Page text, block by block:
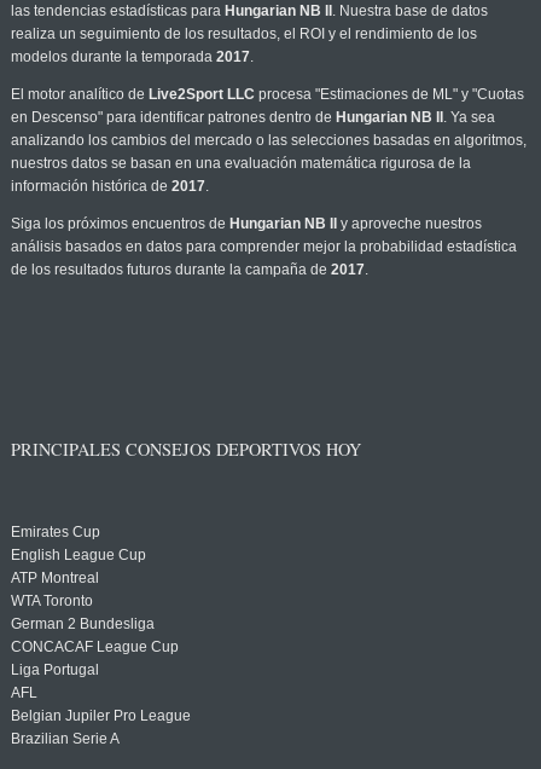
las tendencias estadísticas para Hungarian NB II . Nuestra base de datos
realiza un seguimiento de los resultados, el ROI y el rendimiento de los
modelos durante la temporada 2017.
El motor analítico de Live2Sport LLC procesa "Estimaciones de ML" y "Cuotas
en Descenso" para identificar patrones dentro de Hungarian NB II . Ya sea
analizando los cambios del mercado o las selecciones basadas en algoritmos,
nuestros datos se basan en una evaluación matemática rigurosa de la
información histórica de 2017.
Siga los próximos encuentros de Hungarian NB II
y aproveche nuestros
análisis basados en datos para comprender mejor la probabilidad estadística
de los resultados futuros durante la campaña de 2017.
PRINCIPALES CONSEJOS DEPORTIVOS HOY
Emirates Cup
English League Cup
ATP Montreal
WTA Toronto
German 2 Bundesliga
CONCACAF League Cup
Liga Portugal
AFL
Belgian Jupiler Pro League
Brazilian Serie A